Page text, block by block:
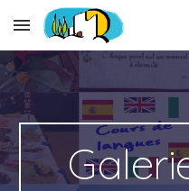
Skip to main content